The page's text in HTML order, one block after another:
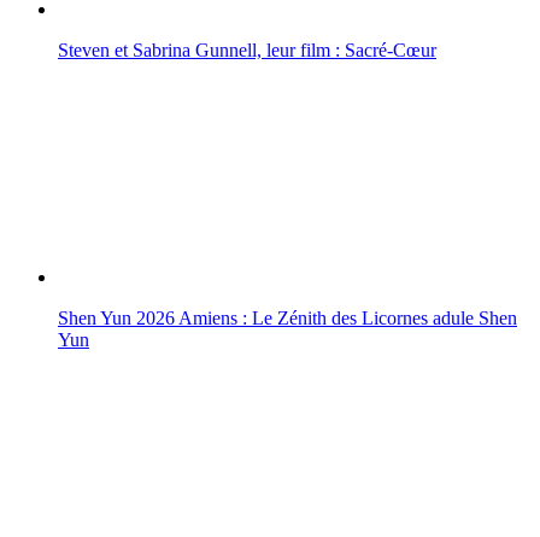
Steven et Sabrina Gunnell, leur film : Sacré-Cœur
Shen Yun 2026 Amiens : Le Zénith des Licornes adule Shen
Yun